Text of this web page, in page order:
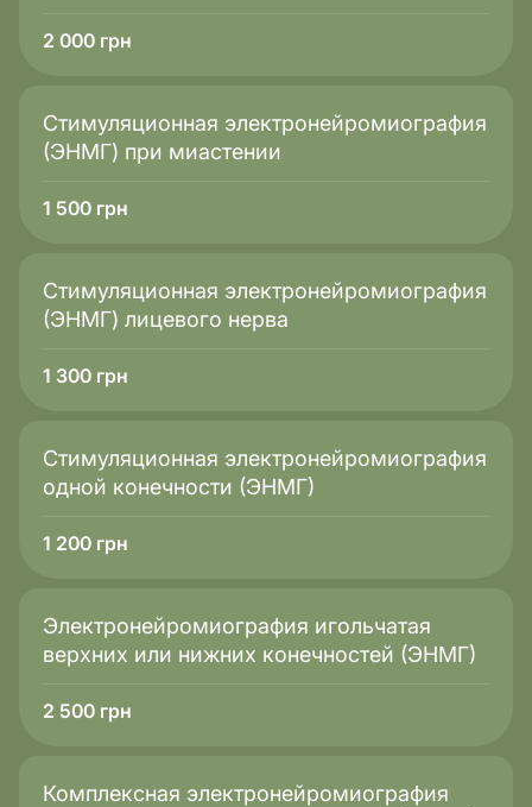
2 000 грн
Стимуляционная электронейромиография
(ЭНМГ) при миастении
1 500 грн
Стимуляционная электронейромиография
(ЭНМГ) лицевого нерва
1 300 грн
Стимуляционная электронейромиография
одной конечности (ЭНМГ)
1 200 грн
Электронейромиография игольчатая
верхних или нижних конечностей (ЭНМГ)
2 500 грн
Комплексная электронейромиография